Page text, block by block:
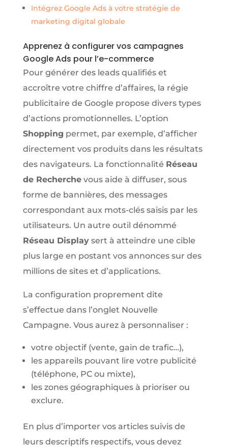
Intégrez Google Ads à votre stratégie de
marketing digital globale
Apprenez à configurer vos campagnes
Google Ads pour l’e-commerce
Pour générer des leads qualifiés et
accroître votre chiffre d’affaires, la régie
publicitaire de Google propose divers types
d’actions promotionnelles. L’option
Shopping permet, par exemple, d’afficher
directement vos produits dans les résultats
des navigateurs. La fonctionnalité Réseau
de Recherchevous aide à diffuser, sous
forme de bannières, des messages
correspondant aux mots-clés saisis par les
utilisateurs. Un autre outil dénommé
Réseau Displaysert à atteindre une cible
plus large en postant vos annonces sur des
millions de sites et d’applications.
La configuration proprement dite
s’effectue dans l’onglet Nouvelle
Campagne. Vous aurez à personnaliser :
votre objectif (vente, gain de trafic…),
les appareils pouvant lire votre publicité
(téléphone, PC ou mixte),
les zones géographiques à prioriser ou
exclure.
En plus d’importer vos articles suivis de
leurs descriptifs respectifs, vous devez